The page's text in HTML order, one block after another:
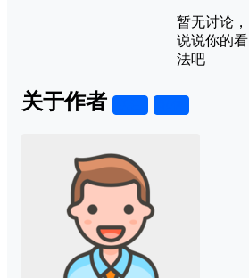
暂无讨论，
说说你的看
法吧
关于作者